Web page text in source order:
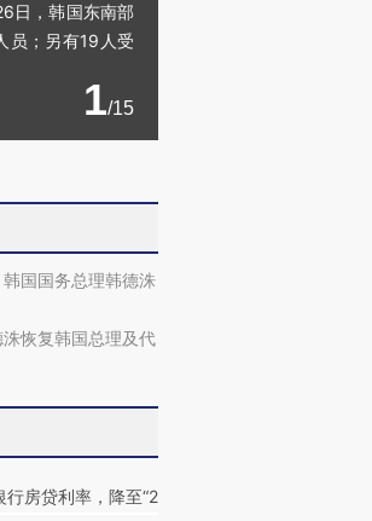
日，韩国东南部
员；另有19人受
1/15
国国务总理韩德洙
恢复韩国总理及代
房贷利率，降至“2